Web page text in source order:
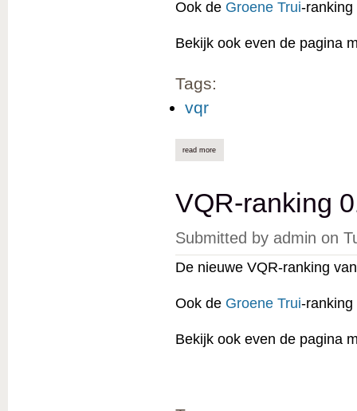
Ook de Groene Trui-
Bekijk ook even de pagina
Tags:
vqr
read more
VQR-ranking
Submitted by admin on
De nieuwe VQR-ranking
Ook de Groene Trui-
Bekijk ook even de pagina